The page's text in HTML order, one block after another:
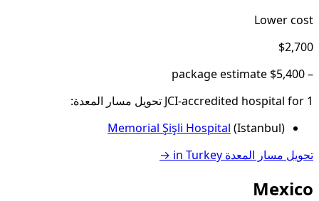
Lower cost
$2,700
–
$5,400
1
for تحويل مسار المعدة:
Memorial Şişli Hospital (Istanbul)
تحويل مسار المعدة Turkey
→
Mexico